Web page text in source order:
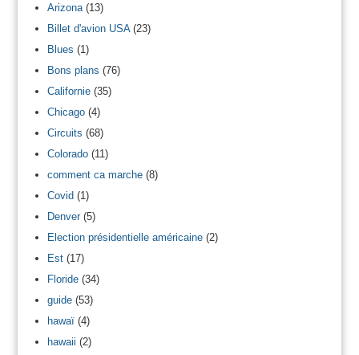
Arizona(13)
Billet d'avion USA(23)
Blues (1)
Bons plans (76)
Californie(35)
Chicago(4)
Circuits (68)
Colorado(11)
comment ca marche(8)
Covid(1)
Denver(5)
Election présidentielle américaine(2)
Est(17)
Floride(34)
guide(53)
hawaï(4)
hawaii (2)